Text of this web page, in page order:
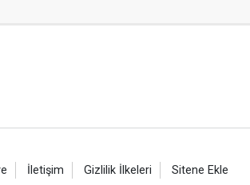
İletişim Gizlilik İlkeleri Sitene Ekle